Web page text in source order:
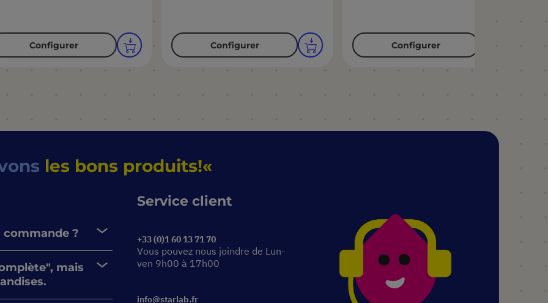
Configurer Configurer Configurer
les bons produits!
commande ?
mais
Service client
+33 (0)1 60 13 71 70
Vous pouvez nous joindre de Lun-
ven 9h00 à 17h00
info@starlab.fr